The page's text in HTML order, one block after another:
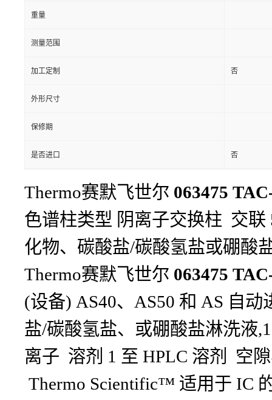
重量
测量范围
加工定制 否
外形尺寸
保修期
是否进口 否
Thermo赛默飞世尔 063475
色谱柱类型 阴离子交换柱 交
化物、碳酸盐/碳酸氢盐或硼酸
Thermo赛默飞世尔 063475
(设备) AS40、AS50 和 AS 自
盐/碳酸氢盐、或硼酸盐淋洗液
离子 溶剂 1 至 HPLC 溶剂 空
Thermo Scientific™ 适用于 IC